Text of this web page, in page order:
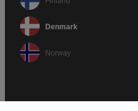
Denmark
Norway